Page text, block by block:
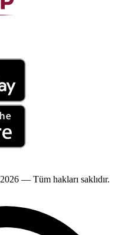
2026 — Tüm hakları saklıdır.